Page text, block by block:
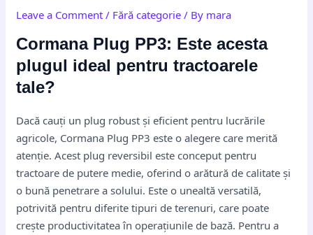
Leave a Comment / Fără categorie / By mara
Cormana Plug PP3: Este acesta
plugul ideal pentru tractoarele
tale?
Dacă cauți un plug robust și eficient pentru lucrările
agricole, Cormana Plug PP3 este o alegere care merită
atenție. Acest plug reversibil este conceput pentru
tractoare de putere medie, oferind o arătură de calitate și
o bună penetrare a solului. Este o unealtă versatilă,
potrivită pentru diferite tipuri de terenuri, care poate
crește productivitatea în operațiunile de bază. Pentru a